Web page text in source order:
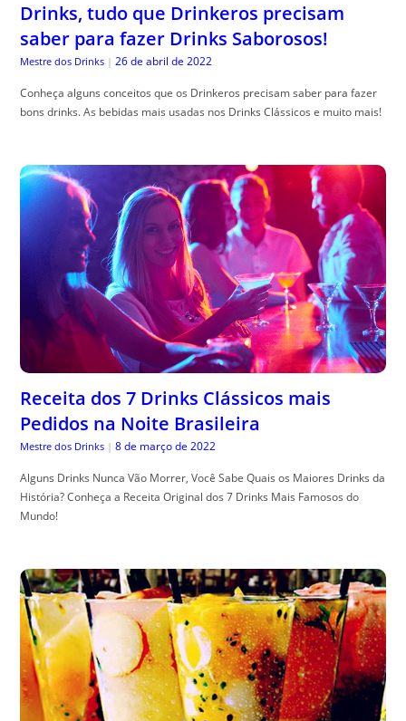
Drinks, tudo que Drinkeros precisam
saber para fazer Drinks Saborosos!
Mestre dos Drinks | 26 de abril de 2022
Conheça alguns conceitos que os Drinkeros precisam saber para fazer
bons drinks. As bebidas mais usadas nos Drinks Clássicos e muito mais!
Receita dos 7 Drinks Clássicos mais
Pedidos na Noite Brasileira
Mestre dos Drinks | 8 de março de 2022
Alguns Drinks Nunca Vão Morrer, Você Sabe Quais os Maiores Drinks da
História? Conheça a Receita Original dos 7 Drinks Mais Famosos do
Mundo!